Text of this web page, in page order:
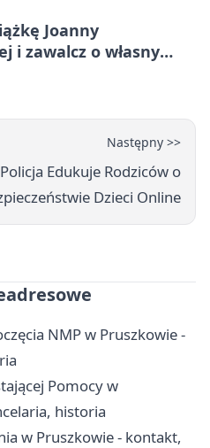
Joanny
i zawalcz o własny
Następny >>
Edukuje Rodziców o
Dzieci Online
NMP w Pruszkowie -
Pomocy w
historia
w Pruszkowie - kontakt,